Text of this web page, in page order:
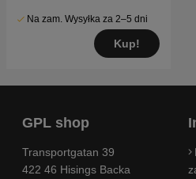
Na zam. Wysyłka za 2–5 dni
Kup!
GPL shop
Transportgatan 39
422 46 Hisings Backa